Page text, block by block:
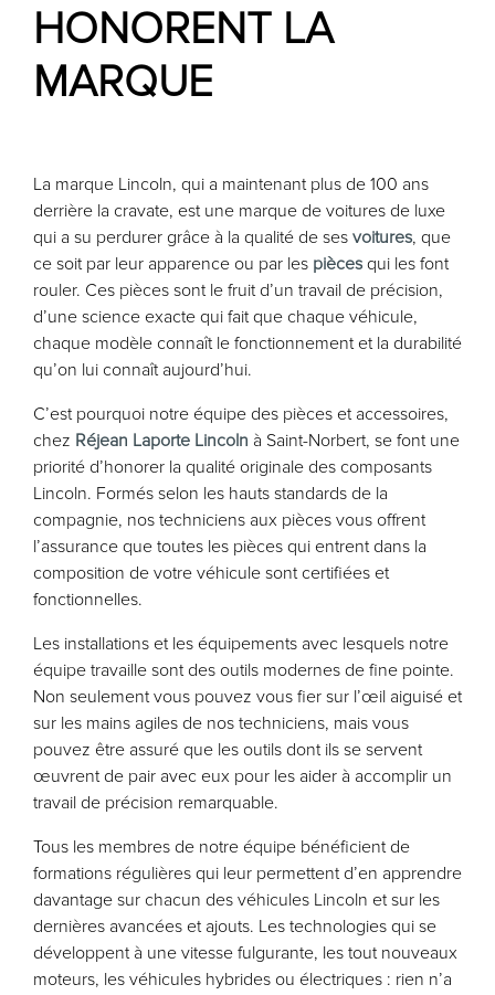
HONORENT LA
MARQUE
La marque Lincoln, qui a maintenant plus de 100 ans
derrière la cravate, est une marque de voitures de luxe
qui a su perdurer grâce à la qualité de ses voitures, que
ce soit par leur apparence ou par les pièces qui les font
rouler. Ces pièces sont le fruit d’un travail de précision,
d’une science exacte qui fait que chaque véhicule,
chaque modèle connaît le fonctionnement et la durabilité
qu’on lui connaît aujourd’hui.
C’est pourquoi notre équipe des pièces et accessoires,
chez Réjean Laporte Lincoln à Saint-Norbert, se font une
priorité d’honorer la qualité originale des composants
Lincoln. Formés selon les hauts standards de la
compagnie, nos techniciens aux pièces vous offrent
l’assurance que toutes les pièces qui entrent dans la
composition de votre véhicule sont certifiées et
fonctionnelles.
Les installations et les équipements avec lesquels notre
équipe travaille sont des outils modernes de fine pointe.
Non seulement vous pouvez vous fier sur l’œil aiguisé et
sur les mains agiles de nos techniciens, mais vous
pouvez être assuré que les outils dont ils se servent
œuvrent de pair avec eux pour les aider à accomplir un
travail de précision remarquable.
Tous les membres de notre équipe bénéficient de
formations régulières qui leur permettent d’en apprendre
davantage sur chacun des véhicules Lincoln et sur les
dernières avancées et ajouts. Les technologies qui se
développent à une vitesse fulgurante, les tout nouveaux
moteurs, les véhicules hybrides ou électriques : rien n’a